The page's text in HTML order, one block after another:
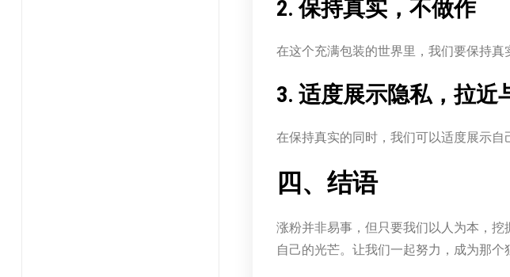
2. 保持真实，不做作
在这个充满包装的世界里，我们要保持真
3. 适度展示隐私，拉近
在保持真实的同时，我们可以适度展示
四、结语
涨粉并非易事，但只要我们以人为本，
自己的光芒。让我们一起努力，成为那个